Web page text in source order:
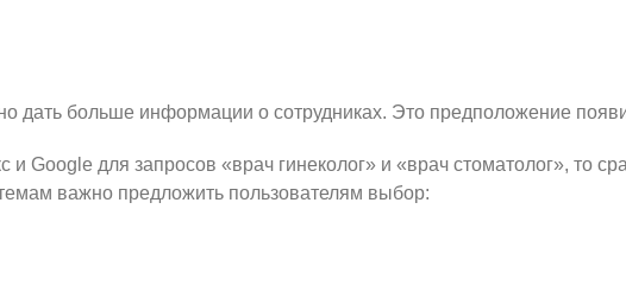
дать больше информации о сотрудниках. Это предположение
Google для запросов «врач гинеколог» и «врач стоматолог», то
важно предложить пользователям выбор: